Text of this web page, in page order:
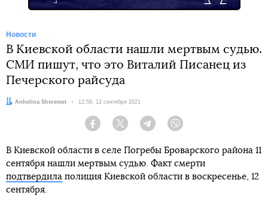
Новости
В Киевской области нашли мертвым судью.
СМИ пишут, что это Виталий Писанец из
Печерского райсуда
Автор:
Anhelina Sheremet Дата:
12:59, 12 сентября 2021
Facebook Twitter Telegram
В Киевской области в селе Погребы Броварского района 11
сентября нашли мертвым судью. Факт смерти
подтвердила полиция Киевской области в воскресенье, 12
сентября.